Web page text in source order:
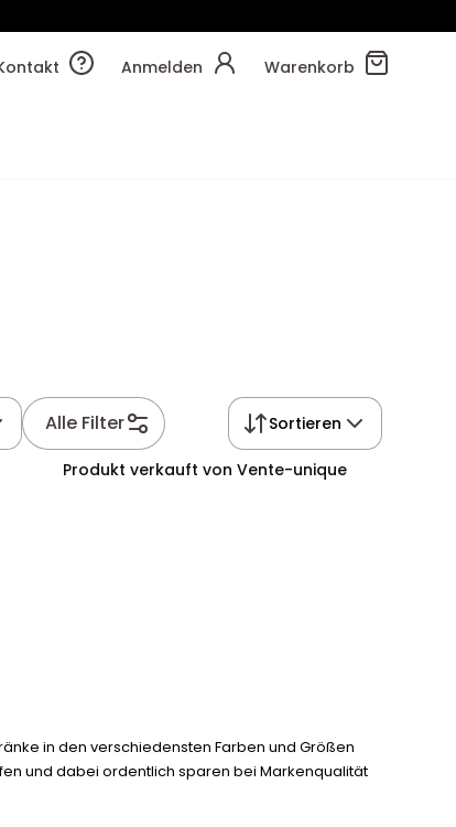
Anmelden Warenkorb
Alle Filter Sortieren
Produkt verkauft von Vente-unique
in den verschiedensten Farben und Größen
und dabei ordentlich sparen bei Markenqualität